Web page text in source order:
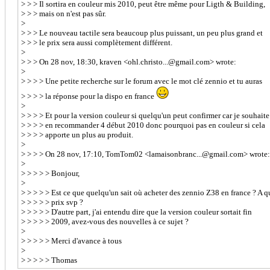
> > > Il sortira en couleur mis 2010, peut être même pour Ligth & Building,
> > > mais on n'est pas sûr.
>
> > > Le nouveau tactile sera beaucoup plus puissant, un peu plus grand et
> > > le prix sera aussi complètement différent.
>
> > > On 28 nov, 18:30, kraven <ohl.christo...@gmail.com> wrote:
>
> > > > Une petite recherche sur le forum avec le mot clé zennio et tu auras
> > > > la réponse pour la dispo en france
>
> > > > Et pour la version couleur si quelqu'un peut confirmer car je souhaite
> > > > en recommander 4 début 2010 donc pourquoi pas en couleur si cela
> > > > apporte un plus au produit.
>
> > > > On 28 nov, 17:10, TomTom02 <lamaisonbranc...@gmail.com> wrote:
>
> > > > > Bonjour,
>
> > > > > Est ce que quelqu'un sait où acheter des zennio Z38 en france ? A
> > > > > prix svp ?
> > > > > D'autre part, j'ai entendu dire que la version couleur sortait fin
> > > > > 2009, avez-vous des nouvelles à ce sujet ?
>
> > > > > Merci d'avance à tous
>
> > > > > Thomas